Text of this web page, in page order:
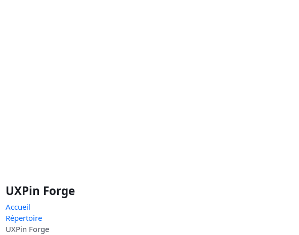
UXPin Forge
Accueil
Répertoire
UXPin Forge